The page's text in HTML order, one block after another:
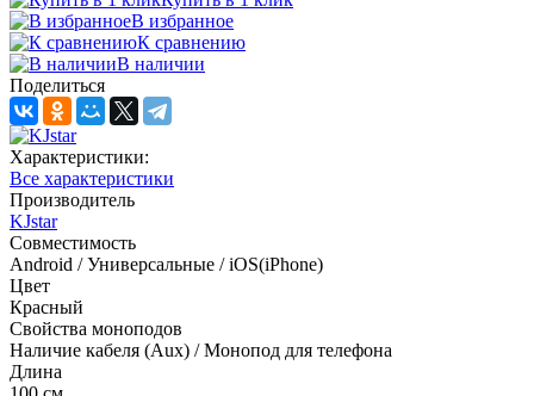
В избранное
К сравнению
В наличии
Поделиться
Характеристики:
Все характеристики
Производитель
KJstar
Совместимость
Android / Универсальные / iOS(iPhone)
Цвет
Красный
Свойства моноподов
Наличие кабеля (Aux) / Монопод для телефона
Длина